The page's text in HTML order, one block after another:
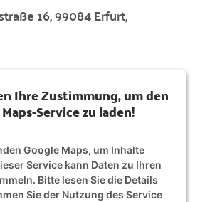
16, 99084 Erfurt,
Ihre Zustimmung, um den
Service zu laden!
Google Maps, um Inhalte
Service kann Daten zu Ihren
Bitte lesen Sie die Details
Sie der Nutzung des Service